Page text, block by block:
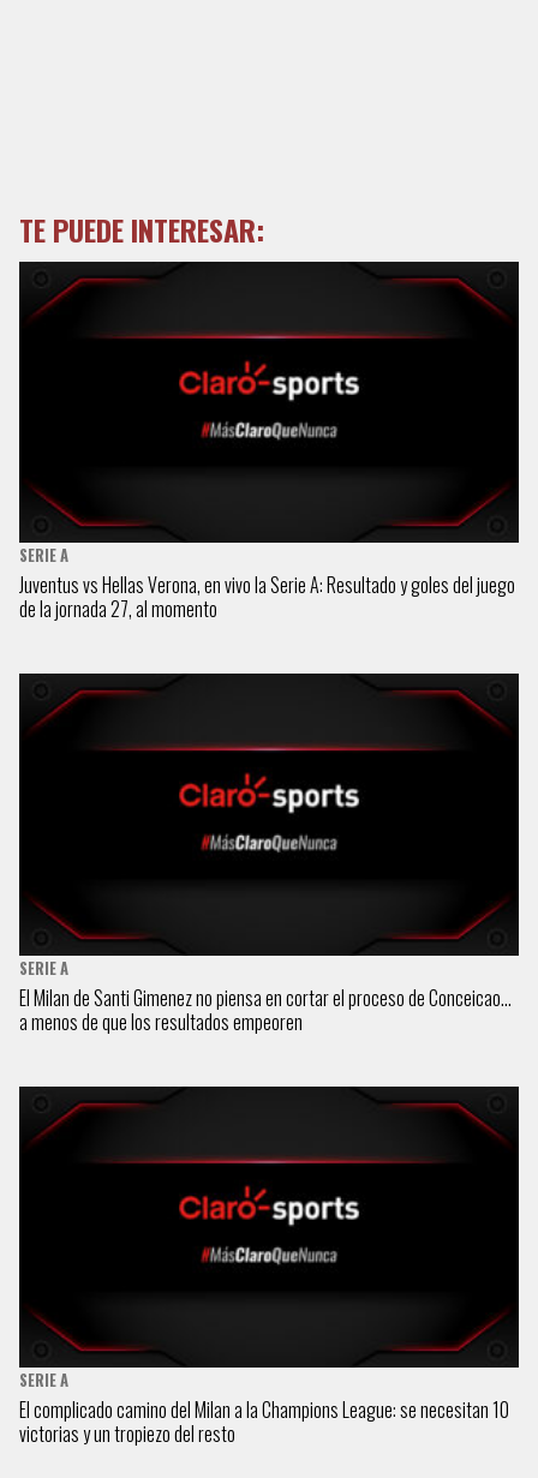
TE PUEDE INTERESAR:
SERIE A
Juventus vs Hellas Verona, en vivo la Serie A: Resultado y goles del juego
de la jornada 27, al momento
SERIE A
El Milan de Santi Gimenez no piensa en cortar el proceso de Conceicao…
a menos de que los resultados empeoren
SERIE A
El complicado camino del Milan a la Champions League: se necesitan 10
victorias y un tropiezo del resto